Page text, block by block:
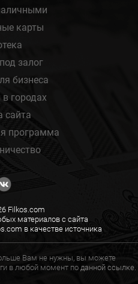
карты
залог
бизнеса
городах
сайта
программа
Filkos.com
материалов с сайта
в качестве источника
Вам не нужны, вы можете
в любой момент по данной ссылке.